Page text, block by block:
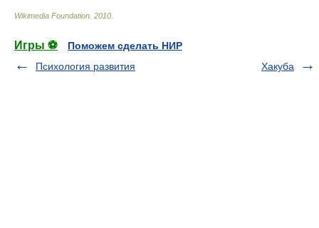
Wikimedia Foundation 2010
Игры ⚽
Поможем сделать НИР
Психология развития
Хакуба